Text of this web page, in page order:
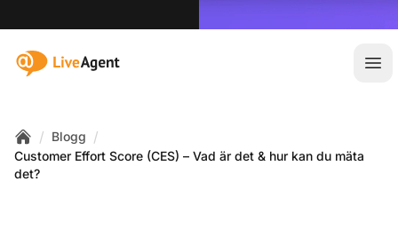
:site.title
Home
/ Blogg /
Customer Effort Score (CES) – Vad är det & hur kan du mäta
det?